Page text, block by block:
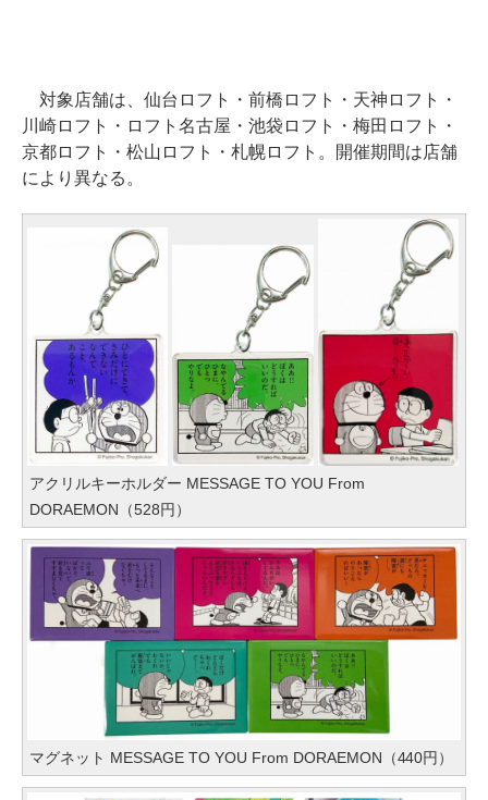
対象店舗は、仙台ロフト・前橋ロフト・天神ロフト・
川崎ロフト・ロフト名古屋・池袋ロフト・梅田ロフト・
京都ロフト・松山ロフト・札幌ロフト。開催期間は店舗
により異なる。
アクリルキーホルダー MESSAGE TO YOU From
DORAEMON（528円）
マグネット MESSAGE TO YOU From DORAEMON（440円）